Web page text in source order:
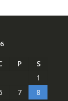
P
S
1
7
8